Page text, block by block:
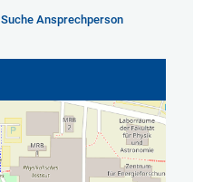
Suche Ansprechperson